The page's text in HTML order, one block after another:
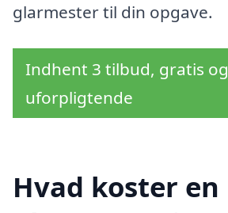
glarmester til din opgave.
Indhent 3 tilbud, gratis og
uforpligtende
Hvad koster en